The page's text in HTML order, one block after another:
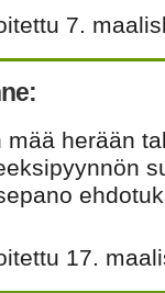
7.
mää herään
17.